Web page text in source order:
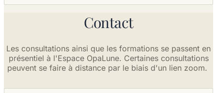
Contact
Les consultations ainsi que les formations se passent en
présentiel à l'Espace OpaLune. Certaines consultations
peuvent se faire à distance par le biais d'un lien zoom.